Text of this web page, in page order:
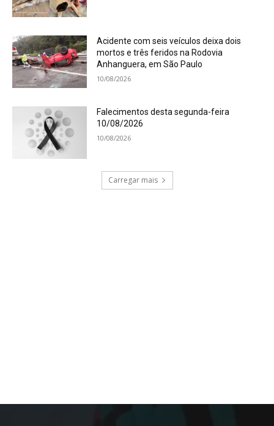
Acidente com seis veículos deixa dois
mortos e três feridos na Rodovia
Anhanguera, em São Paulo
10/08/2026
Falecimentos desta segunda-feira
10/08/2026
10/08/2026
Carregar mais